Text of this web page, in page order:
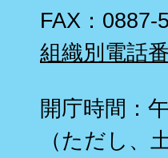
FAX：0887-
組織別電話
開庁時間：
（ただし、